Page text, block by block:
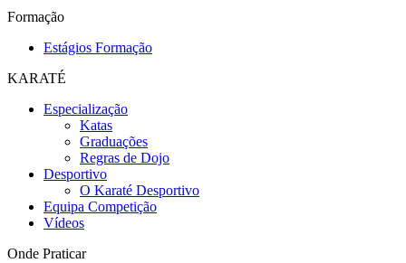
Formação
Estágios Formação
KARATÉ
Especialização
Katas
Graduações
Regras de Dojo
Desportivo
O Karaté Desportivo
Equipa Competição
Vídeos
Onde Praticar